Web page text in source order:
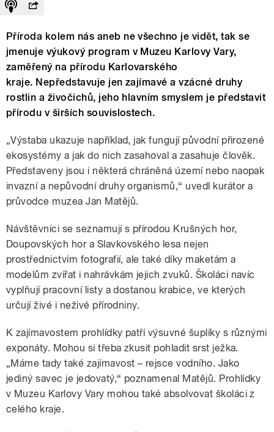
Příroda kolem nás aneb ne všechno je vidět, tak se
jmenuje výukový program v Muzeu Karlovy Vary,
zaměřený na přírodu Karlovarského
kraje. Nepředstavuje jen zajímavé a vzácné druhy
rostlin a živočichů, jeho hlavním smyslem je představit
přírodu v širších souvislostech.
„Výstaba ukazuje například, jak fungují původní přirozené
ekosystémy a jak do nich zasahoval a zasahuje člověk.
Představeny jsou i některá chráněná území nebo naopak
invazní a nepůvodní druhy organismů,“ uvedl kurátor a
průvodce muzea Jan Matějů.
Návštěvníci se seznamují s přírodou Krušných hor,
Doupovských hor a Slavkovského lesa nejen
prostřednictvím fotografií, ale také díky maketám a
modelům zvířat i nahrávkám jejich zvuků. Školáci navíc
vyplňují pracovní listy a dostanou krabice, ve kterých
určují živé i neživé přírodniny.
K zajímavostem prohlídky patří výsuvné šuplíky s různými
exponáty. Mohou si třeba zkusit pohladit srst ježka.
„Máme tady také zajímavost – rejsce vodního. Jako
jediný savec je jedovatý,“ poznamenal Matějů. Prohlídky
v Muzeu Karlovy Vary mohou také absolvovat školáci z
celého kraje.